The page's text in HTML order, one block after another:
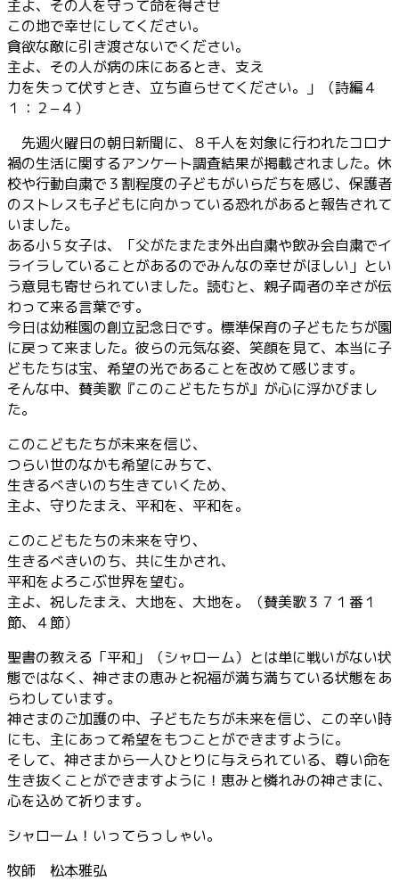
主よ、その人を守って命を得させ
この地で幸せにしてください。
貪欲な敵に引き渡さないでください。
主よ、その人が病の床にあるとき、支え
力を失って伏すとき、立ち直らせてください。」（詩編４
１：２−４）
先週火曜日の朝日新聞に、８千人を対象に行われたコロナ
禍の生活に関するアンケート調査結果が掲載されました。休
校や行動自粛で３割程度の子どもがいらだちを感じ、保護者
のストレスも子どもに向かっている恐れがあると報告されて
いました。
ある小５女子は、「父がたまたま外出自粛や飲み会自粛でイ
ライラしていることがあるのでみんなの幸せがほしい」とい
う意見も寄せられていました。読むと、親子両者の辛さが伝
わって来る言葉です。
今日は幼稚園の創立記念日です。標準保育の子どもたちが園
に戻って来ました。彼らの元気な姿、笑顔を見て、本当に子
どもたちは宝、希望の光であることを改めて感じます。
そんな中、賛美歌『このこどもたちが』が心に浮かびまし
た。
このこどもたちが未来を信じ、
つらい世のなかも希望にみちて、
生きるべきいのち生きていくため、
主よ、守りたまえ、平和を、平和を。
このこどもたちの未来を守り、
生きるべきいのち、共に生かされ、
平和をよろこぶ世界を望む。
主よ、祝したまえ、大地を、大地を。（賛美歌３７１番１
節、４節）
聖書の教える「平和」（シャローム）とは単に戦いがない状
態ではなく、神さまの恵みと祝福が満ち満ちている状態をあ
らわしています。
神さまのご加護の中、子どもたちが未来を信じ、この辛い時
にも、主にあって希望をもつことができますように。
そして、神さまから一人ひとりに与えられている、尊い命を
生き抜くことができますように！恵みと憐れみの神さまに、
心を込めて祈ります。
シャローム！いってらっしゃい。
牧師 松本雅弘